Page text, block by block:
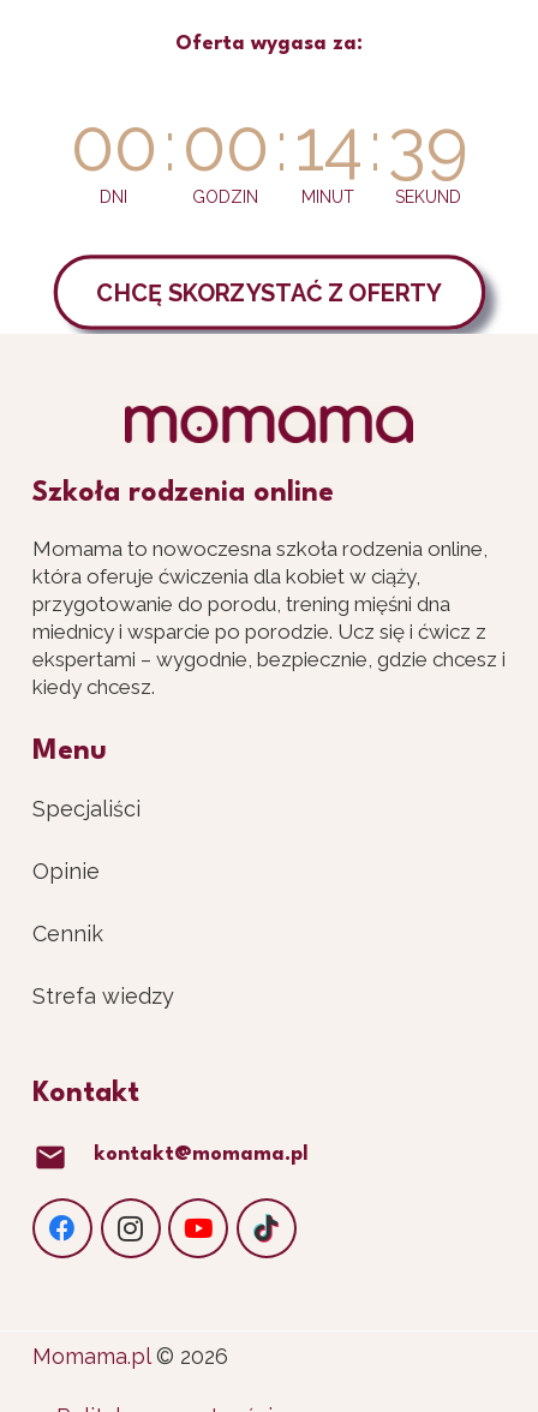
Oferta wygasa za:
00
DNI
:00
GODZIN
:14
MINUT
:39
SEKUND
CHCĘ SKORZYSTAĆ Z OFERTY
Szkoła rodzenia online
Momama to nowoczesna szkoła rodzenia online,
która oferuje ćwiczenia dla kobiet w ciąży,
przygotowanie do porodu, trening mięśni dna
miednicy i wsparcie po porodzie. Ucz się i ćwicz z
ekspertami – wygodnie, bezpiecznie, gdzie chcesz i
kiedy chcesz.
Menu
Specjaliści
Opinie
Cennik
Strefa wiedzy
Kontakt
mail kontakt@momama.pl
Momama.pl© 2026